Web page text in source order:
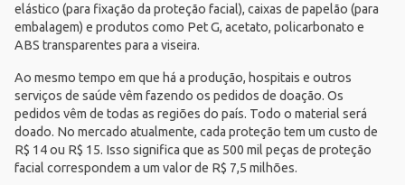
elástico (para fixação da proteção facial), caixas de papelão (para
embalagem) e produtos como Pet G, acetato, policarbonato e
ABS transparentes para a viseira.
Ao mesmo tempo em que há a produção, hospitais e outros
serviços de saúde vêm fazendo os pedidos de doação. Os
pedidos vêm de todas as regiões do país. Todo o material será
doado. No mercado atualmente, cada proteção tem um custo de
R$ 14 ou R$ 15. Isso significa que as 500 mil peças de proteção
facial correspondem a um valor de R$ 7,5 milhões.